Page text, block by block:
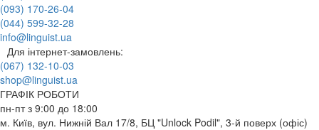
(093) 170-26-04
(044) 599-32-28
info@linguist.ua
Для інтернет-замовлень:
(067) 132-10-03
shop@linguist.ua
ГРАФІК РОБОТИ
пн-пт з 9:00 до 18:00
м. Київ, вул. Нижній Вал 17/8, БЦ "Unlock Podil", 3-й поверх (офіс)